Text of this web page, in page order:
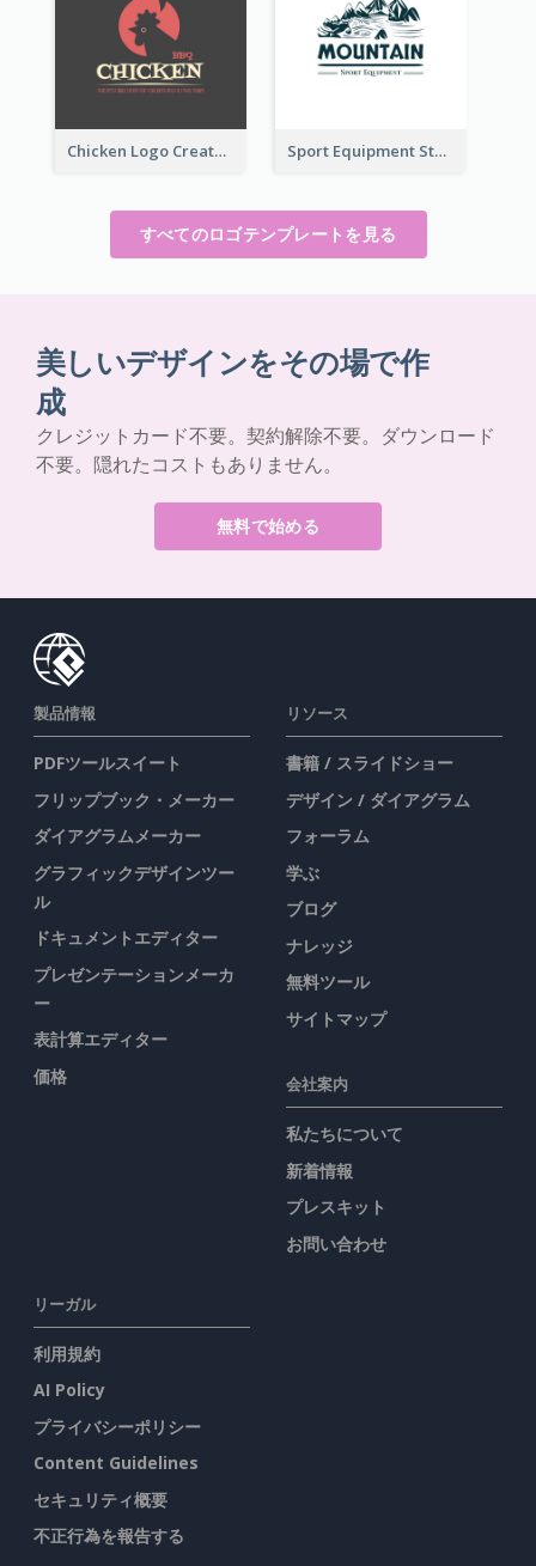
Chicken Logo Created For BBQ Store Sport Equipment Store Logo Generated With Illustration Of Mountain
すべてのロゴテンプレートを見る
美しいデザインをその場で作
成
クレジットカード不要。契約解除不要。ダウンロード
不要。隠れたコストもありません。
無料で始める
製品情報
PDFツールスイート
フリップブック・メーカー
ダイアグラムメーカー
グラフィックデザインツー
ル
ドキュメントエディター
プレゼンテーションメーカ
ー
表計算エディター
価格
リソース
書籍 / スライドショー
デザイン / ダイアグラム
フォーラム
学ぶ
ブログ
ナレッジ
無料ツール
サイトマップ
会社案内
私たちについて
新着情報
プレスキット
お問い合わせ
リーガル
利用規約
AI Policy
プライバシーポリシー
Content Guidelines
セキュリティ概要
不正行為を報告する